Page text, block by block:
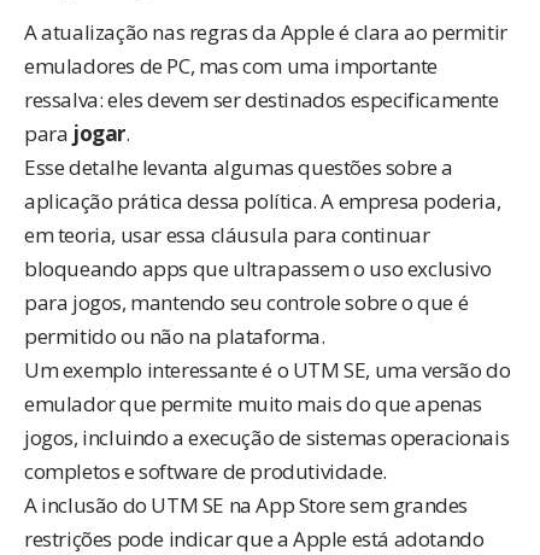
A atualização nas regras da Apple é clara ao permitir
emuladores de PC, mas com uma importante
ressalva: eles devem ser destinados especificamente
para jogar.
Esse detalhe levanta algumas questões sobre a
aplicação prática dessa política. A empresa poderia,
em teoria, usar essa cláusula para continuar
bloqueando apps que ultrapassem o uso exclusivo
para jogos, mantendo seu controle sobre o que é
permitido ou não na plataforma.
Um exemplo interessante é o UTM SE, uma versão do
emulador que permite muito mais do que apenas
jogos, incluindo a execução de sistemas operacionais
completos e software de produtividade.
A inclusão do UTM SE na App Store sem grandes
restrições pode indicar que a Apple está adotando